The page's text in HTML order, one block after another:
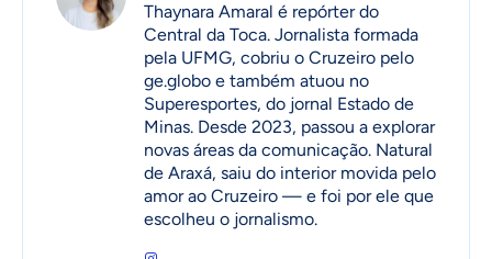
Thaynara Amaral é repórter do
Central da Toca. Jornalista formada
pela UFMG, cobriu o Cruzeiro pelo
ge.globo e também atuou no
Superesportes, do jornal Estado de
Minas. Desde 2023, passou a explorar
novas áreas da comunicação. Natural
de Araxá, saiu do interior movida pelo
amor ao Cruzeiro — e foi por ele que
escolheu o jornalismo.